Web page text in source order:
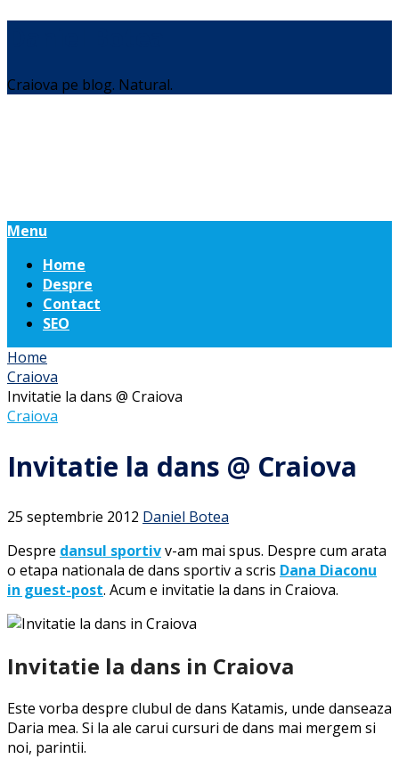
Craiova pe blog. Natural.
Menu
Home
Despre
Contact
SEO
Home
Craiova
Invitatie la dans @ Craiova
Craiova
Invitatie la dans @ Craiova
25 septembrie 2012 Daniel Botea
Despre dansul sportivv-am mai spus. Despre cum arata
o etapa nationala de dans sportiv a scris Dana Diaconu
in guest-post. Acum e invitatie la dans in Craiova.
Invitatie la dans in Craiova
Este vorba despre clubul de dans Katamis, unde danseaza
Daria mea. Si la ale carui cursuri de dans mai mergem si
noi, parintii.